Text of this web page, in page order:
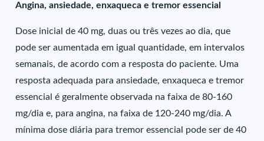
Angina, ansiedade, enxaqueca e tremor essencial
Dose inicial de 40 mg, duas ou três vezes ao dia, que
pode ser aumentada em igual quantidade, em intervalos
semanais, de acordo com a resposta do paciente. Uma
resposta adequada para ansiedade, enxaqueca e tremor
essencial é geralmente observada na faixa de 80-160
mg/dia e, para angina, na faixa de 120-240 mg/dia. A
mínima dose diária para tremor essencial pode ser de 40